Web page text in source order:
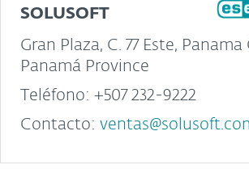
SOLUSOFT
Gran Plaza, C. 77 Este, Panama
Panamá Province
Teléfono: +507 232-9222
Contacto: